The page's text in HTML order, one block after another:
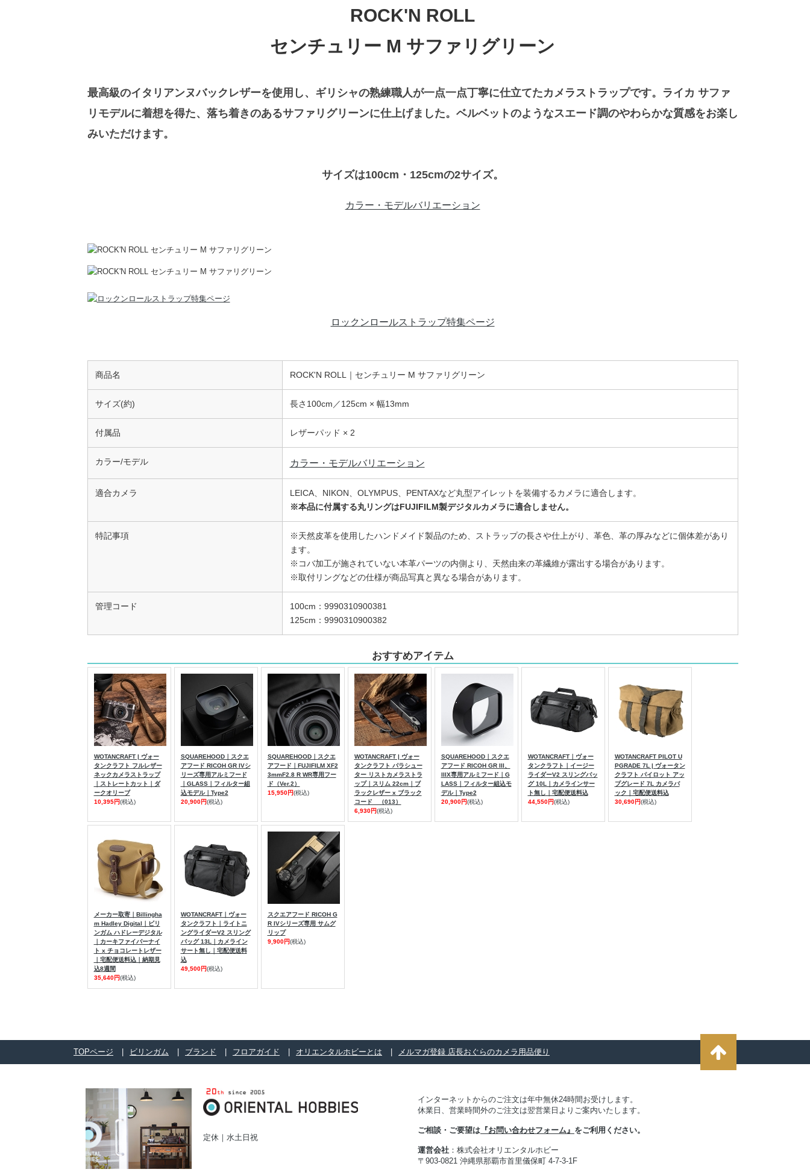
ROCK'N ROLL
センチュリー M サファリグリーン
最高級のイタリアンヌバックレザーを使用し、ギリシャの熟練職人が一点一点丁寧に仕立てたカメラストラップです。ライカ サファ
リモデルに着想を得た、落ち着きのあるサファリグリーンに仕上げました。ベルベットのようなスエード調のやわらかな質感をお楽し
みいただけます。
サイズは100cm・125cmの2サイズ。
カラー・モデルバリエーション
ロックンロールストラップ特集ページ
商品名 ROCK'N ROLL｜センチュリー M サファリグリーン
サイズ(約) 長さ100cm／125cm × 幅13mm
付属品 レザーパッド × 2
カラー/モデル カラー・モデルバリエーション
適合カメラ
LEICA、NIKON、OLYMPUS、PENTAXなど丸型アイレットを装備するカメラに適合します。
※本品に付属する丸リングはFUJIFILM製デジタルカメラに適合しません。
特記事項
※天然皮革を使用したハンドメイド製品のため、ストラップの長さや仕上がり、革色、革の厚みなどに個体差があり
ます。
※コバ加工が施されていない本革パーツの内側より、天然由来の革繊維が露出する場合があります。
※取付リングなどの仕様が商品写真と異なる場合があります。
管理コード
100cm：9990310900381
125cm：9990310900382
おすすめアイテム
WOTANCRAFT | ヴォー
タンクラフト フルレザー
ネックカメラストラップ
｜ストレートカット｜ダ
ークオリーブ
10,395円(税込)
SQUAREHOOD｜スクエ
アフード RICOH GR IVシ
リーズ専用アルミフード
｜GLASS｜フィルター組
込モデル｜Type2
20,900円(税込)
SQUAREHOOD｜スクエ
アフード｜FUJIFILM XF2
3mmF2.8 R WR専用フー
ド（Ver.2）
15,950円(税込)
WOTANCRAFT | ヴォー
タンクラフト パラシュー
ター リストカメラストラ
ップ｜スリム 22cm｜ブ
ラックレザー x ブラック
コード （013）
6,930円(税込)
SQUAREHOOD｜スクエ
アフード RICOH GR III、
IIIX専用アルミフード｜G
LASS｜フィルター組込モ
デル｜Type2
20,900円(税込)
WOTANCRAFT｜ヴォー
タンクラフト｜イージー
ライダーV2 スリングバッ
グ 10L｜カメラインサー
ト無し｜宅配便送料込
44,550円(税込)
WOTANCRAFT PILOT U
PGRADE 7L | ヴォータン
クラフト パイロット アッ
プグレード 7L カメラバ
ック｜宅配便送料込
30,690円(税込)
メーカー取寄｜Billingha
m Hadley Digital｜ビリ
ンガム ハドレーデジタル
｜カーキファイバーナイ
ト x チョコレートレザー
｜宅配便送料込｜納期見
込8週間
35,640円(税込)
WOTANCRAFT｜ヴォー
タンクラフト｜ライトニ
ングライダーV2 スリング
バッグ 13L｜カメライン
サート無し｜宅配便送料
込
49,500円(税込)
スクエアフード RICOH G
R IVシリーズ専用 サムグ
リップ
9,900円(税込)
TOPページ ビリンガム ブランド フロアガイド オリエンタルホビーとは メルマガ登録 店長おぐらのカメラ用品便り
定休｜水土日祝
インターネットからのご注文は年中無休24時間お受けします。
休業日、営業時間外のご注文は翌営業日よりご案内いたします。
ご相談・ご要望は 『お問い合わせフォーム』 をご利用ください。
運営会社 ：株式会社オリエンタルホビー
〒903-0821 沖縄県那覇市首里儀保町 4-7-3-1F